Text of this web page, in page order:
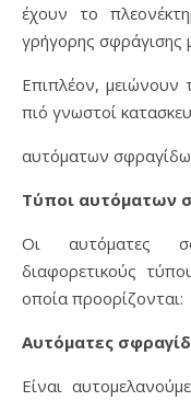
έχουν το
γρήγορης σφράγισης
Επιπλέον, μειώνουν
πιό γνωστοί
αυτόματων
Τύποι αυτόματων
Οι αυτόματες
διαφορετικούς
οποία προορίζονται:
Αυτόματες
Είναι